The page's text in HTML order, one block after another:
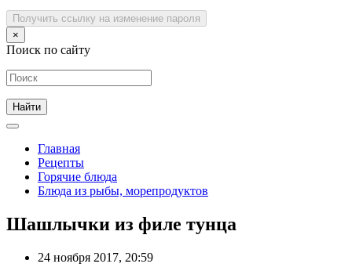
Получить ссылку на изменение пароля
×
Поиск по сайту
Главная
Рецепты
Горячие блюда
Блюда из рыбы, морепродуктов
Шашлычки из филе тунца
24 ноября 2017, 20:59